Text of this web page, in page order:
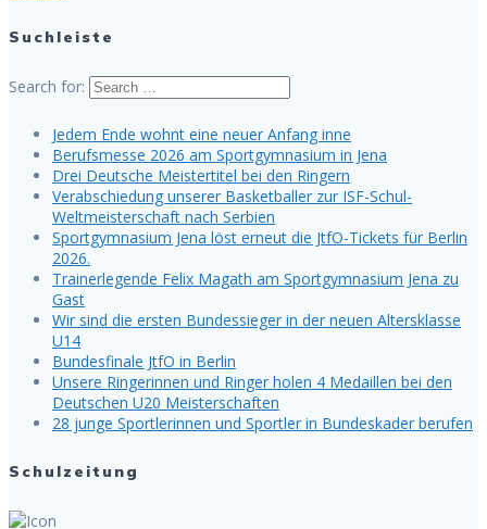
Suchleiste
Search for:
Jedem Ende wohnt eine neuer Anfang inne
Berufsmesse 2026 am Sportgymnasium in Jena
Drei Deutsche Meistertitel bei den Ringern
Verabschiedung unserer Basketballer zur ISF-Schul-
Weltmeisterschaft nach Serbien
Sportgymnasium Jena löst erneut die JtfO-Tickets für Berlin
2026.
Trainerlegende Felix Magath am Sportgymnasium Jena zu
Gast
Wir sind die ersten Bundessieger in der neuen Altersklasse
U14
Bundesfinale JtfO in Berlin
Unsere Ringerinnen und Ringer holen 4 Medaillen bei den
Deutschen U20 Meisterschaften
28 junge Sportlerinnen und Sportler in Bundeskader berufen
Schulzeitung